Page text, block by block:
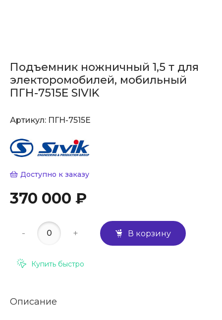
Подъемник ножничный 1,5 т для
электоромобилей, мобильный
ПГН-7515E SIVIK
Артикул: ПГН-7515E
Доступно к заказу
370 000 ₽
- + В корзину
Купить быстро
Описание